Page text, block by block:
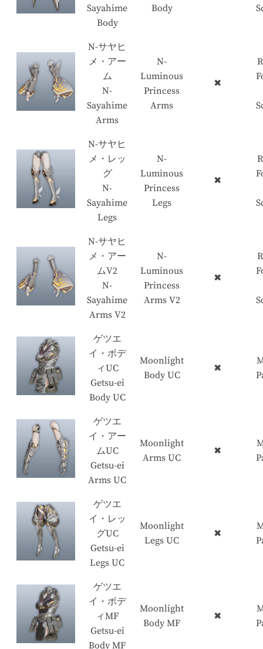
Sayahime
Body
Body
N-サヤヒ
メ・アー
ム
N-
Sayahime
Arms
N-
Luminous
Princess
Arms
✖
N-サヤヒ
メ・レッ
グ
N-
Sayahime
Legs
N-
Luminous
Princess
Legs
✖
N-サヤヒ
メ・アー
ムV2
N-
Sayahime
Arms V2
N-
Luminous
Princess
Arms V2
✖
ゲツエ
イ・ボデ
ィUC
Getsu-ei
Body UC
Moonlight
Body UC
✖
ゲツエ
イ・アー
ムUC
Getsu-ei
Arms UC
Moonlight
Arms UC
✖
ゲツエ
イ・レッ
グUC
Getsu-ei
Legs UC
Moonlight
Legs UC
✖
ゲツエ
イ・ボデ
ィMF
Getsu-ei
Body MF
Moonlight
Body MF
✖